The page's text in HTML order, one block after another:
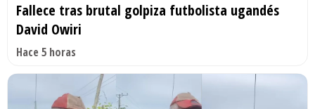
Fallece tras brutal golpiza futbolista ugandés
David Owiri
Hace 5 horas